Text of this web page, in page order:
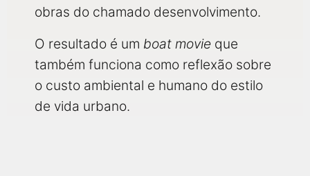
obras do chamado desenvolvimento.
O resultado é um boat movie que
também funciona como reflexão sobre
o custo ambiental e humano do estilo
de vida urbano.